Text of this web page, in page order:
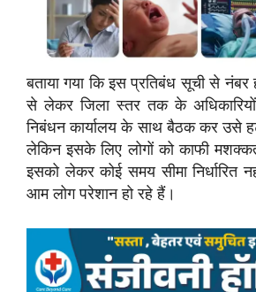
बताया गया कि इस प्रतिबंध सूची से
से लेकर जिला स्तर तक के
निबंधन कार्यालय के साथ बैठक कर उसे
लेकिन इसके लिए लोगों को काफी
इसको लेकर कोई समय सीमा निर्धारित
आम लोग परेशान हो रहे हैं।